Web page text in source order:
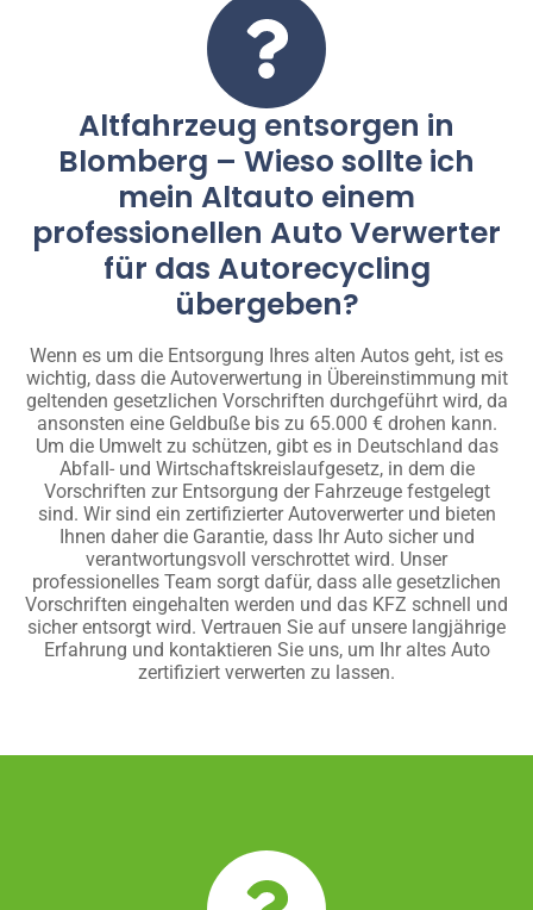
Altfahrzeug entsorgen in
Blomberg – Wieso sollte ich
mein Altauto einem
professionellen Auto Verwerter
für das Autorecycling
übergeben?
Wenn es um die Entsorgung Ihres alten Autos geht, ist es
wichtig, dass die Autoverwertung in Übereinstimmung mit
geltenden gesetzlichen Vorschriften durchgeführt wird, da
ansonsten eine Geldbuße bis zu 65.000 € drohen kann.
Um die Umwelt zu schützen, gibt es in Deutschland das
Abfall- und Wirtschaftskreislaufgesetz, in dem die
Vorschriften zur Entsorgung der Fahrzeuge festgelegt
sind. Wir sind ein zertifizierter Autoverwerter und bieten
Ihnen daher die Garantie, dass Ihr Auto sicher und
verantwortungsvoll verschrottet wird. Unser
professionelles Team sorgt dafür, dass alle gesetzlichen
Vorschriften eingehalten werden und das KFZ schnell und
sicher entsorgt wird. Vertrauen Sie auf unsere langjährige
Erfahrung und kontaktieren Sie uns, um Ihr altes Auto
zertifiziert verwerten zu lassen.